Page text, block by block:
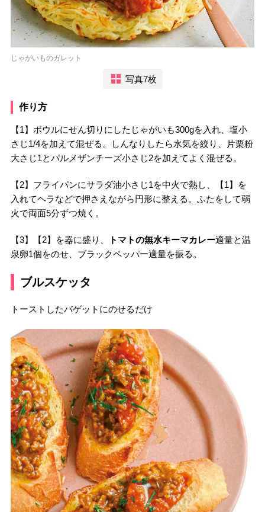
じゃがいものガレット
写真7枚
作り方
【1】ボウルにせん切りにしたじゃがいも300gを入れ、塩小
さじ1/4を加えて混ぜる。しんなりしたら水気を絞り、片栗粉
大さじ1とパルメザンチーズ小さじ2を加えてよく混ぜる。
【2】フライパンにサラダ油小さじ1を中火で熱し、【1】を
入れてヘラなどで押さえながら円形に整える。ふたをして弱
火で両面5分ずつ焼く。
【3】【2】を器に盛り、 トマトの無水キーマカレー適量と温
泉卵1個をのせ、ブラックペッパー適量を振る。
ブルスケッタ
トーストしたバゲットにのせるだけ